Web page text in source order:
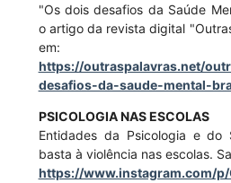
"Os dois desafios da Saúde
o artigo da revista digital
em:
https://outraspalavras.net/
desafios-da-saude-mental-
PSICOLOGIA NAS ESCOLAS
Entidades da Psicologia e do
basta à violência nas escolas.
https://www.instagram.com/p/